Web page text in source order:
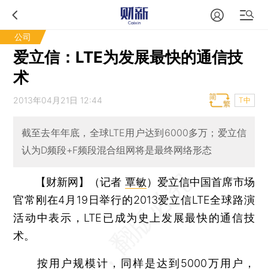
公司
爱立信：LTE为发展最快的通信技
术
2013年04月21日 12:44 T中
截至去年年底，全球LTE用户达到6000多万；爱立信
认为D频段+F频段混合组网将是最终网络形态
【财新网】（记者 覃敏） 爱立信中国首席市场
官常刚在4月19日举行的2013爱立信LTE全球路演
活动中表示，LTE已成为史上发展最快的通信技
术。
按用户规模计，同样是达到5000万用户，